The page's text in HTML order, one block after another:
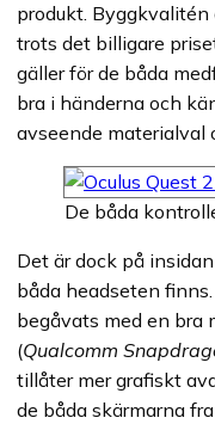
produkt.
trots det billigare
gäller för de båda
bra i händerna och
avseende materialval
De båda
Det är dock på
båda headseten
begåvats med en bra
(Qualcomm
tillåter mer grafiskt
de båda skärmarna